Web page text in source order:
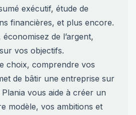
exécutif, étude de
financières, et plus encore.
de l’argent,
vos objectifs.
choix, comprendre vos
de bâtir une entreprise sur
Plania vous aide à créer un
modèle, vos ambitions et